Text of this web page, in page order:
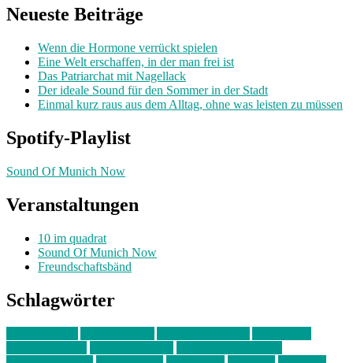
Neueste Beiträge
Wenn die Hormone verrückt spielen
Eine Welt erschaffen, in der man frei ist
Das Patriarchat mit Nagellack
Der ideale Sound für den Sommer in der Stadt
Einmal kurz raus aus dem Alltag, ohne was leisten zu müssen
Spotify-Playlist
Sound Of Munich Now
Veranstaltungen
10 im quadrat
Sound Of Munich Now
Freundschaftsbänd
Schlagwörter